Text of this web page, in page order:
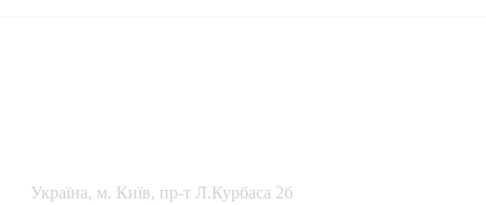
Українa, м. Київ, пр-т Л.Курбаса 2б